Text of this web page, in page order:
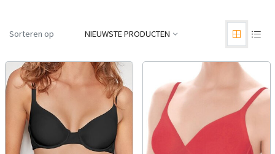
Sorteren op NIEUWSTE PRODUCTEN